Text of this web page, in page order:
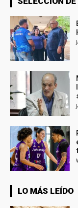
LO MÁS LEÍDO